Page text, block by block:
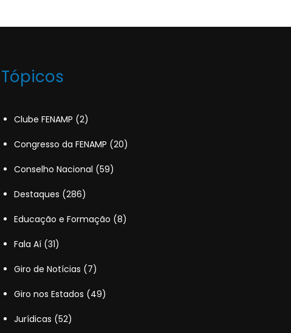
Tópicos
Clube FENAMP (2)
Congresso da FENAMP (20)
Conselho Nacional (59)
Destaques (286)
Educação e Formação (8)
Fala Aí(31)
Giro de Notícias (7)
Giro nos Estados (49)
Jurídicas (52)